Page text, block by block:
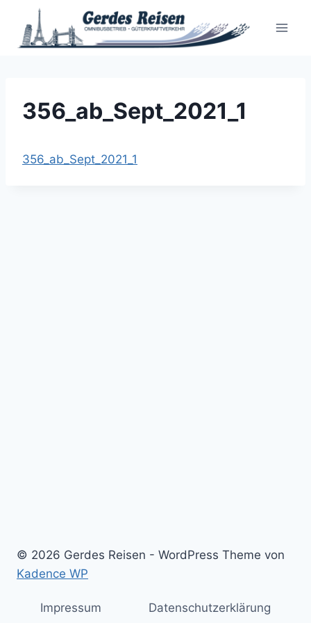
Inhalt
springen
356_ab_Sept_2021_1
356_ab_Sept_2021_1
© 2026 Gerdes Reisen - WordPress Theme von
Kadence WP
Impressum Datenschutzerklärung